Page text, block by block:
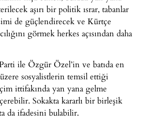
aşırı bir politik ısrar, tabanlar
de güçlendirecek ve Kürtçe
görmek herkes açısından daha
ile Özgür Özel’in ve batıda en
sosyalistlerin temsil ettiği
ittifakında yan yana gelme
Sokakta kararlı bir birleşik
da ifadesini bulabilir.